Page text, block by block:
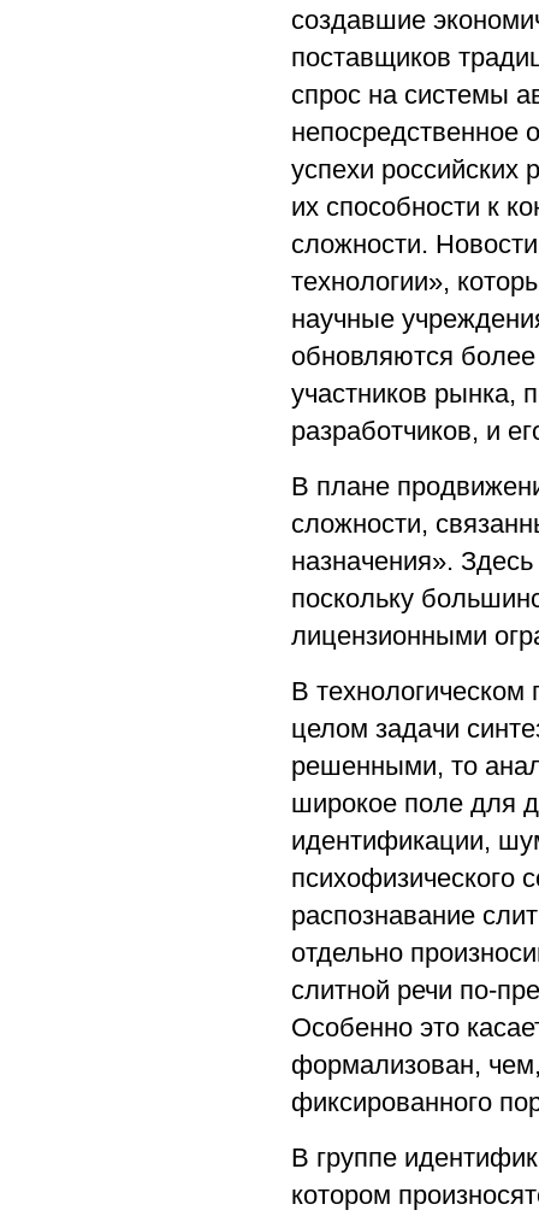
создавшие
поставщиков
спрос на системы
непосредственное
успехи российских
их способности к
сложности.
технологии»,
научные
обновляются
участников рынка,
разработчиков, и
В плане
сложности,
назначения».
поскольку
лицензионными
В
целом задачи
решенными, то
широкое поле для
идентификации,
психофизического
распознавание
отдельно
слитной речи по-
Особенно это
формализован,
фиксированного
В группе
котором